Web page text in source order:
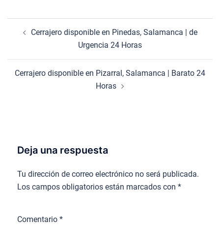
Cerrajero disponible en Pinedas, Salamanca | de
Urgencia 24 Horas
Cerrajero disponible en Pizarral, Salamanca | Barato 24
Horas
Deja una respuesta
Tu dirección de correo electrónico no será publicada.
Los campos obligatorios están marcados con *
Comentario *